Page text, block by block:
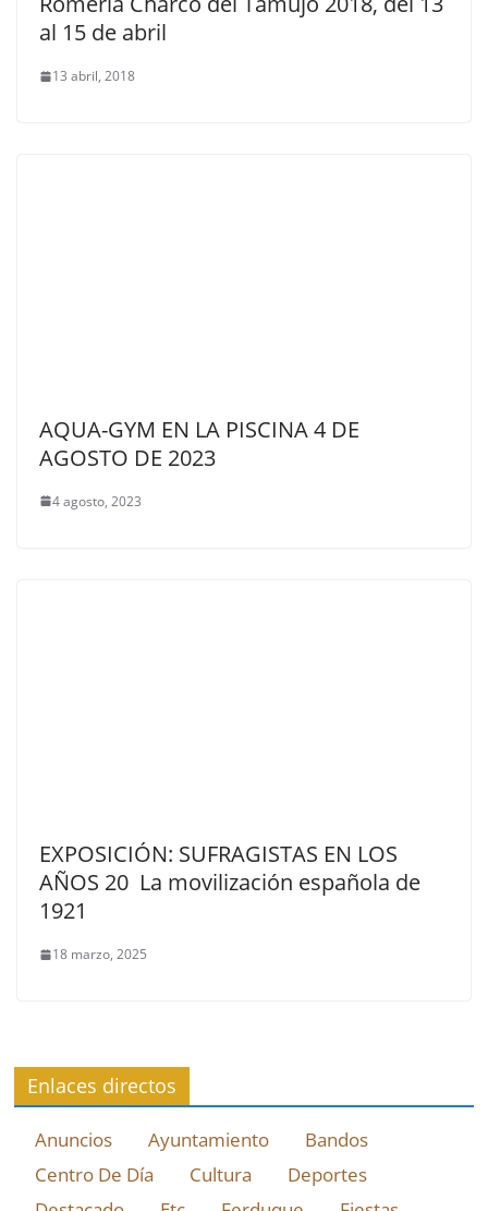
al 15 de abril
13 abril, 2018
AQUA-GYM EN LA PISCINA 4 DE
AGOSTO DE 2023
4 agosto, 2023
EXPOSICIÓN: SUFRAGISTAS EN LOS
AÑOS 20 La movilización española de
1921
18 marzo, 2025
Enlaces directos
Anuncios Ayuntamiento
Bandos
Centro De Día
Cultura
Deportes